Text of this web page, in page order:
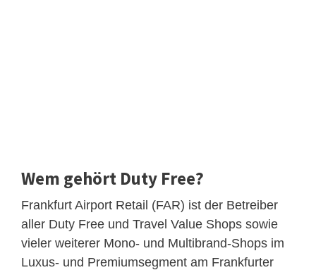
Wem gehört Duty Free?
Frankfurt Airport Retail (FAR) ist der Betreiber
aller Duty Free und Travel Value Shops sowie
vieler weiterer Mono- und Multibrand-Shops im
Luxus- und Premiumsegment am Frankfurter